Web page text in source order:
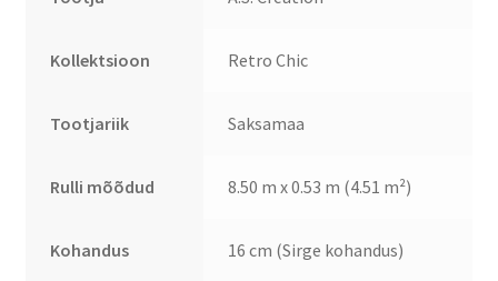
Kollektsioon Retro Chic
Tootjariik Saksamaa
Rulli mõõdud 8.50 m x 0.53 m (4.51 m²)
Kohandus 16 cm (Sirge kohandus)